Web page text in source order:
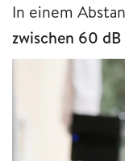
In einem
zwischen 60